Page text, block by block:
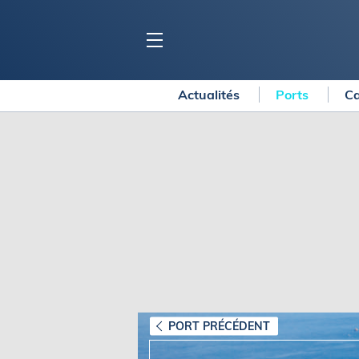
Voiliers
Bateaux à moteur
Actualités Ports
PORT PRÉCÉDENT